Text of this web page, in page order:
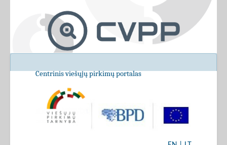
Centrinis viešųjų pirkimų portalas